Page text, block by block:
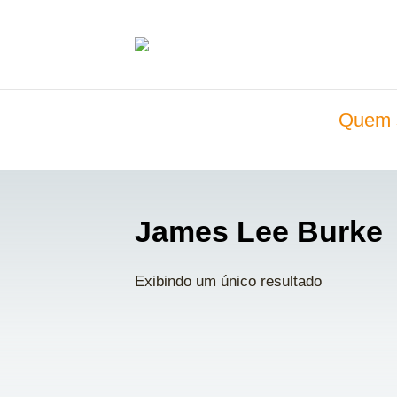
Quem
James Lee Burke
Exibindo um único resultado